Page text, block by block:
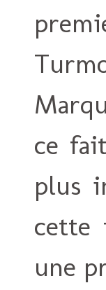
ce
plus
cette
une